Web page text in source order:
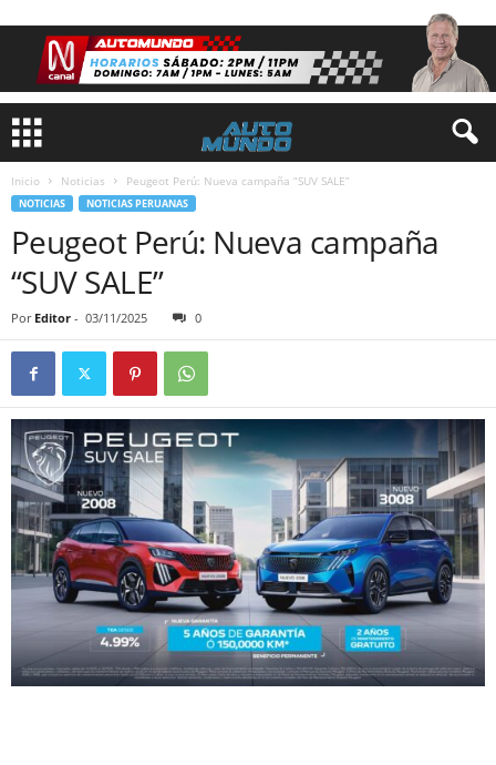
Inicio Noticias Peugeot Perú: Nueva campaña “SUV SALE”
NOTICIAS NOTICIAS PERUANAS
Peugeot Perú: Nueva campaña
“SUV SALE”
Por Editor - 03/11/2025 0